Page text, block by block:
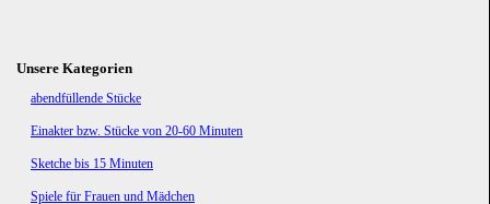
Unsere Kategorien
Navigation
abendfüllende Stücke
Einakter bzw. Stücke von 20-60 Minuten
Sketche bis 15 Minuten
Spiele für Frauen und Mädchen